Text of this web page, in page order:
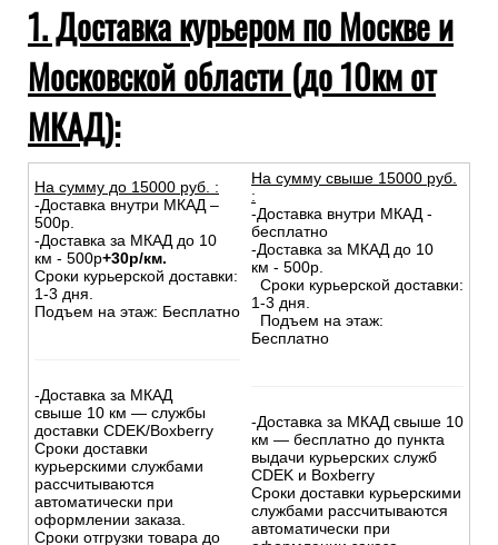
1. Доставка курьером по Москве и
Московской области (до 10км от
МКАД):
На сумму до 15000 руб. :
-Доставка внутри МКАД –
500р.
-Доставка за МКАД до 10
км - 500р+30р/км.
Сроки курьерской доставки:
1-3 дня.
Подъем на этаж: Бесплатно
-Доставка за МКАД
свыше 10 км — службы
доставки CDEK/Boxberry
Сроки доставки
курьерскими службами
рассчитываются
автоматически при
оформлении заказа.
Сроки отгрузки товара до
На сумму свыше 15000 руб.
:
-Доставка внутри МКАД -
бесплатно
-Доставка за МКАД до 10
км - 500р.
Сроки курьерской доставки:
1-3 дня.
Подъем на этаж:
Бесплатно
-Доставка за МКАД свыше 10
км — бесплатно до пункта
выдачи курьерских служб
CDEK и Boxberry
Сроки доставки курьерскими
службами рассчитываются
автоматически при